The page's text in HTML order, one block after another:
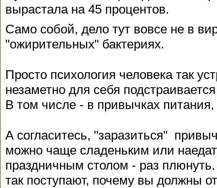
вырастала на 45 процентов.
Само собой, дело тут вовсе не в
"ожирительных" бактериях.
Просто психология человека так
незаметно для себя
В том числе - в привычках
А согласитесь, "заразиться"
можно чаще сладеньким или
праздничным столом - раз
так поступают, почему вы должны